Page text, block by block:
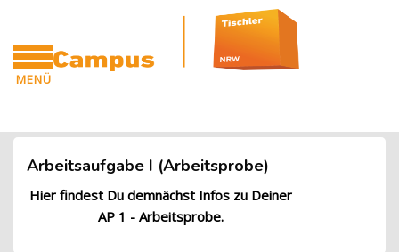
MENÜ
Zum Hauptinhalt
Blöcke
Blöcke
Arbeitsaufgabe I (Arbeitsprobe)
Hier findest Du demnächst Infos zu Deiner
AP 1 - Arbeitsprobe.